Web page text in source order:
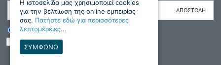
ΕΓΓΡΑΦΗ
ΔΙΑΓΡΑΦΗ
Διάβασα και συμφωνώ με τους όρους
H ιστοσελίδα μας χρησιμοποιεί cookies
για την βελτίωση της online εμπειρίας
σας. Πατήστε εδώ για περισσότερες
λεπτομέρειες...
ΣΥΜΦΩΝΩ